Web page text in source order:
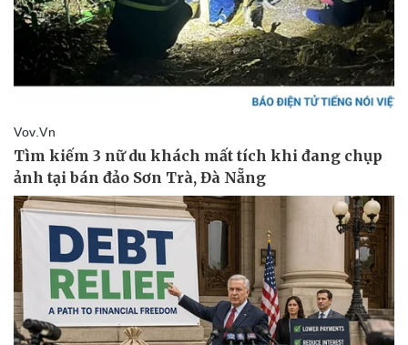
Kinh tế
Bất động sản
Khởi nghiệp
Thị trường
Giá vàng
Tiêu dùng
Tỷ giá
Chứng khoán